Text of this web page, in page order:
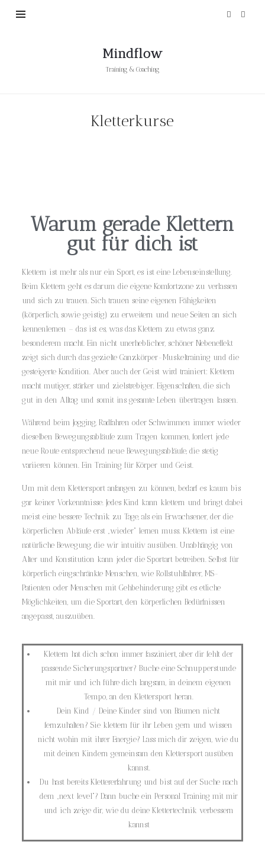
Mindflow
Training & Coaching
Kletterkurse
Warum gerade Klettern
gut für dich ist
Klettern ist mehr als nur ein Sport, es ist eine Lebenseinstellung.
Beim Klettern geht es darum die eigene Komfortzone zu verlassen
und sich zu trauen. Sich trauen seine eigenen Fähigkeiten
(körperlich, sowie geistig) zu erweitern und neue Seiten an sich
kennenlernen – das ist es, was das Klettern zu etwas ganz
besonderem macht. Ein nicht unerheblicher, schöner Nebeneffekt
zeigt sich durch das gezielte Ganzkörper-Muskeltraining und die
gesteigerte Kondition. Aber auch der Geist wird trainiert: Klettern
macht mutiger, stärker und zielstrebiger. Eigenschaften, die sich
gut in den Alltag und somit ins gesamte Leben übertragen lassen.
Während beim Jogging, Radfahren oder Schwimmen immer wieder
dieselben Bewegungsabläufe zum Tragen kommen, fordert jede
neue Route entsprechend neue Bewegungsabläufe, die stetig
variieren können. Ein Training für Körper und Geist.
Um mit dem Klettersport anfangen zu können, bedarf es kaum bis
gar keiner Vorkenntnisse. Jedes Kind kann klettern und bringt dabei
meist eine bessere Technik zu Tage, als ein Erwachsener, der die
körperlichen Abläufe erst „wieder“ lernen muss. Klettern ist eine
natürliche Bewegung, die wir intuitiv ausüben. Unabhängig von
Alter und Konstitution kann jeder die Sportart betreiben. Selbst für
körperlich eingschränkte Menschen, wie Rollstuhlfahrer, MS-
Patienten oder Menschen mit Gehbehinderung gibt es etliche
Möglichkeiten, um die Sportart, den körperlichen Bedürfnissen
angepasst, auszuüben.
Klettern hat dich schon immer fasziniert, aber dir fehlt der
passende Sicherungspartner? Buche eine Schnupperstunde
mit mir und ich führe dich langsam, in deinem eigenen
Tempo, an den Klettersport heran.
Dein Kind / Deine Kinder sind von Bäumen nicht
fernzuhalten? Sie klettern für ihr Leben gern und wissen
nicht wohin mit ihrer Energie? Lass mich dir zeigen, wie du
mit deinen Kindern gemeinsam den Klettersport ausüben
kannst.
Du hast bereits Klettererfahrung und bist auf der Suche nach
dem „next level“? Dann buche ein Personal Training mit mir
und ich zeige dir, wie du deine Klettertechnik verbessern
kannst